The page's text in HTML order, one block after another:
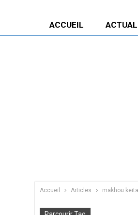
ACCUEIL
Accueil Articles makhou keita